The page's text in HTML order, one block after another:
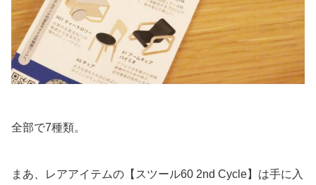
全部で7種類。
まあ、レアアイテムの【スツール60 2nd Cycle】は手に入